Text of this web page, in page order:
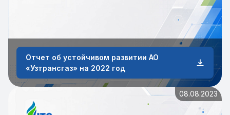
Отчет об устойчивом развитии АО
«Узтрансгаз» на 2022 год
08.08.2023